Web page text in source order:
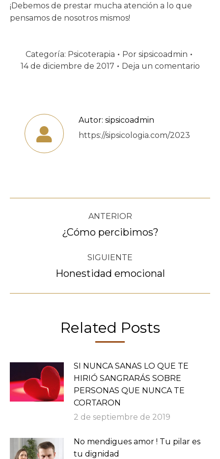
¡Debemos de prestar mucha atención a lo que
pensamos de nosotros mismos!
Categoría: Psicoterapia Por sipsicoadmin
14 de diciembre de 2017
Deja un comentario
Autor: sipsicoadmin
https://sipsicologia.com/2023
Navegación
publicaciones
ANTERIOR
Publicación
¿Cómo percibimos?
SIGUIENTE
Publicación
Honestidad emocional
Related Posts
SI NUNCA SANAS LO QUE TE
HIRIÓ SANGRARÁS SOBRE
PERSONAS QUE NUNCA TE
CORTARON
2 de septiembre de 2019
No mendigues amor ! Tu pilar es
tu dignidad